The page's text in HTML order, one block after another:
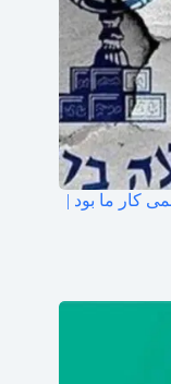
کار ما بود |